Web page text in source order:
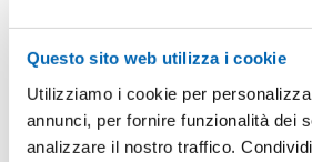
Questo sito web utilizza i cookie
Utilizziamo i cookie per
annunci, per fornire funzionalità dei
analizzare il nostro traffico.
Analisi dati in linguaggio
permette di interrogare il
domande dirette
area negli ultimi 6 mesi”)
report